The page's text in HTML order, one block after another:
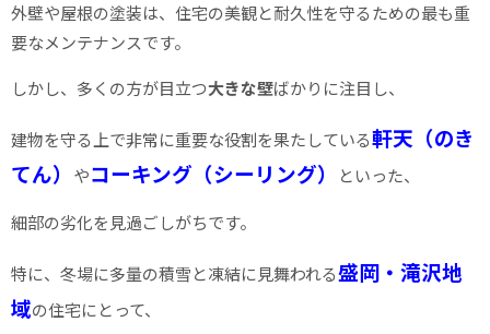
外壁や屋根の塗装は、住宅の美観と耐久性を守るための最も重
要なメンテナンスです。
しかし、多くの方が目立つ大きな壁ばかりに注目し、
建物を守る上で非常に重要な役割を果たしている軒天（のき
てん）
やコーキング（シーリング） といった、
細部の劣化を見過ごしがちです。
特に、冬場に多量の積雪と凍結に見舞われる盛岡・滝沢地
域の住宅にとって、